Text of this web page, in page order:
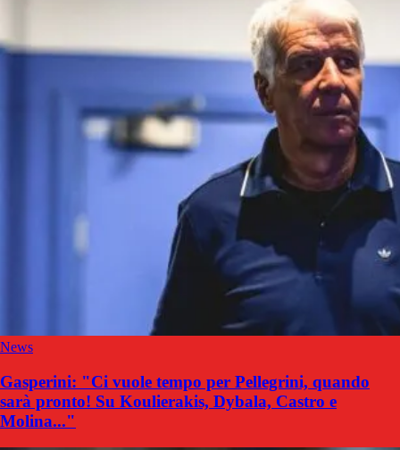
News
Gasperini: "Ci vuole tempo per Pellegrini, quando
sarà pronto! Su Koulierakis, Dybala, Castro e
Molina..."